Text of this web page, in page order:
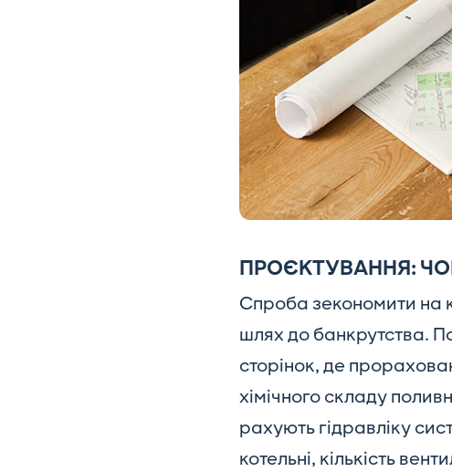
ПРОЄКТУВАННЯ:
Спроба зекономити на
шлях до банкрутства.
сторінок, де
хімічного складу
рахують гідравліку
котельні, кількість